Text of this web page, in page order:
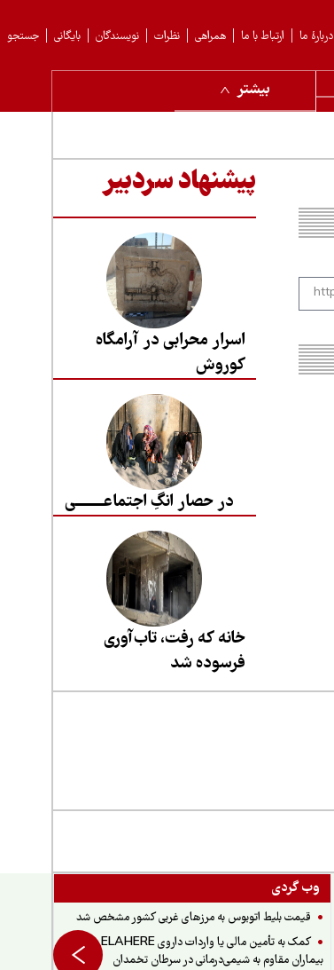
جستجو بایگانی نویسندگان نظرات همراهی ارتباط با ما دربارهٔ ما
بیشتر
پیشنهاد سردبیر
اسرار محرابی در آرامگاه
کوروش
در حصار انگِ اجتماعــــــــی
خانه که رفت، تاب‌آوری
فرسوده شد
وب گردی
قیمت بلیط اتوبوس به مرزهای غربی کشور مشخص شد
کمک به تأمین مالی یا واردات داروی ELAHERE برای
بیماران مقاوم به شیمی‌درمانی در سرطان تخمدان